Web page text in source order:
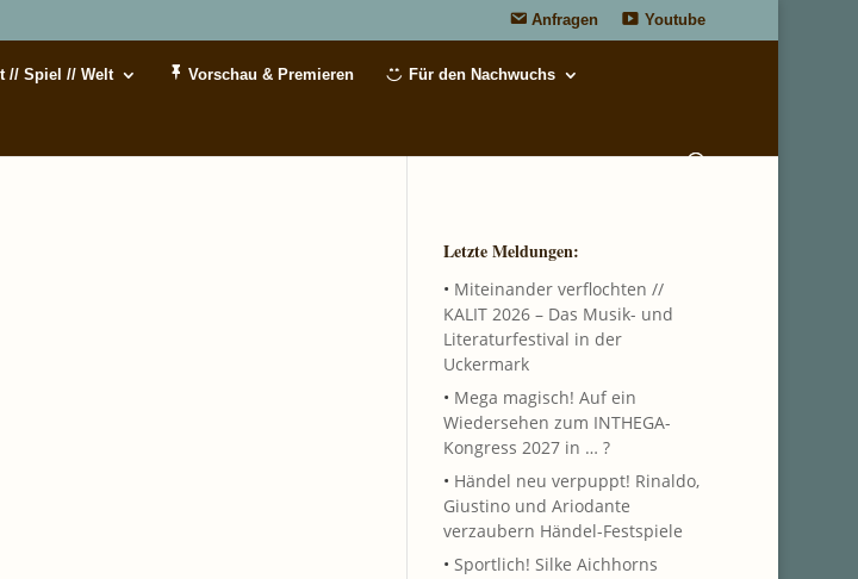
Anfragen Youtube
// Spiel // Welt Vorschau & Premieren Für den Nachwuchs
Letzte Meldungen:
• Miteinander verflochten //
KALIT 2026 – Das Musik- und
Literaturfestival in der
Uckermark
• Mega magisch! Auf ein
Wiedersehen zum INTHEGA-
Kongress 2027 in … ?
• Händel neu verpuppt! Rinaldo,
Giustino und Ariodante
verzaubern Händel-Festspiele
• Sportlich! Silke Aichhorns